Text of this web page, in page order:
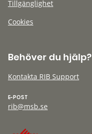
Tillgänglighet
Cookies
Behöver du hjälp?
Kontakta RIB Support
E-POST
rib@msb.se